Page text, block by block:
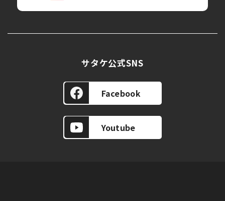
採用情報
サタケ公式SNS
Facebook
Youtube